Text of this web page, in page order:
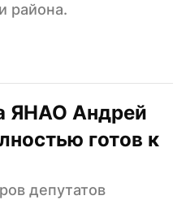
района.
ЯНАО Андрей
готов к
депутатов